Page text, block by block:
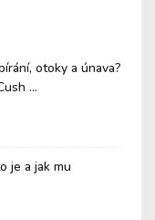
otoky a únava?
...
je a jak mu